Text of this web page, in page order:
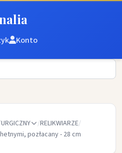
Konto
/RELIKWIARZE/
pozłacany - 28 cm